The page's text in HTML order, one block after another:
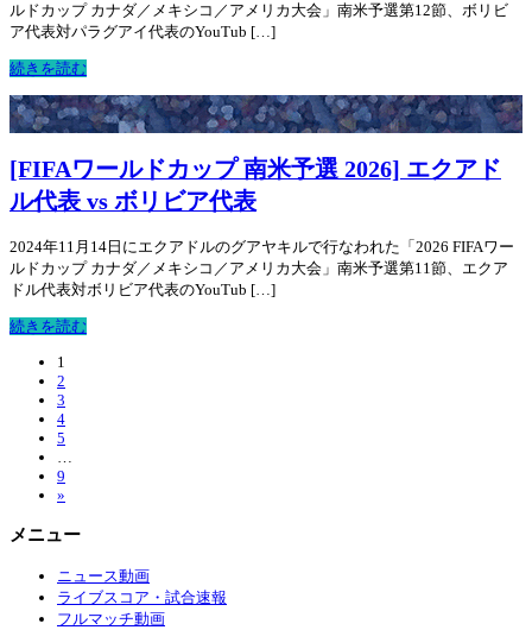
ルドカップ カナダ／メキシコ／アメリカ大会」南米予選第12節、ボリビ
ア代表対パラグアイ代表のYouTub […]
続きを読む
[FIFAワールドカップ 南米予選 2026] エクアド
ル代表 vs ボリビア代表
2024年11月14日にエクアドルのグアヤキルで行なわれた「2026 FIFAワー
ルドカップ カナダ／メキシコ／アメリカ大会」南米予選第11節、エクア
ドル代表対ボリビア代表のYouTub […]
続きを読む
1
2
3
4
5
9
»
メニュー
ニュース動画
ライブスコア・試合速報
フルマッチ動画